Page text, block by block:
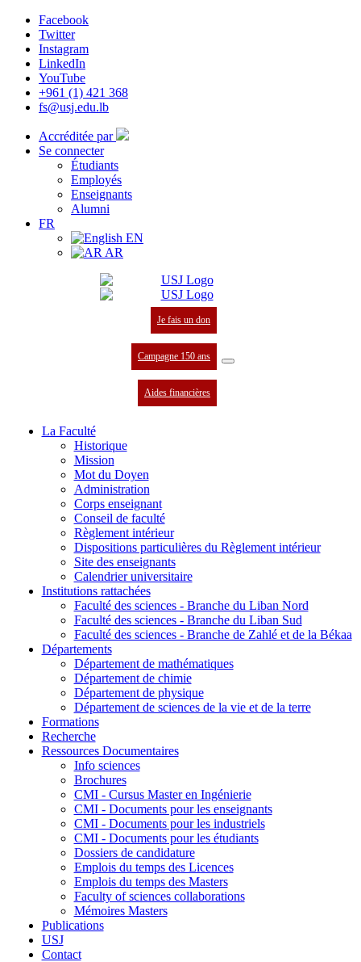
Facebook
Twitter
Instagram
LinkedIn
YouTube
+961 (1) 421 368
fs@usj.edu.lb
Accréditée par
Se connecter
Étudiants
Employés
Enseignants
Alumni
FR
EN
AR
Je fais un don
Campagne 150 ans
Aides financières
La Faculté
Historique
Mission
Mot du Doyen
Administration
Corps enseignant
Conseil de faculté
Règlement intérieur
Dispositions particulières du Règlement intérieur
Site des enseignants
Calendrier universitaire
Institutions rattachées
Faculté des sciences - Branche du Liban Nord
Faculté des sciences - Branche du Liban Sud
Faculté des sciences - Branche de Zahlé et de la Békaa
Départements
Département de mathématiques
Département de chimie
Département de physique
Département de sciences de la vie et de la terre
Formations
Recherche
Ressources Documentaires
Info sciences
Brochures
CMI - Cursus Master en Ingénierie
CMI - Documents pour les enseignants
CMI - Documents pour les industriels
CMI - Documents pour les étudiants
Dossiers de candidature
Emplois du temps des Licences
Emplois du temps des Masters
Faculty of sciences collaborations
Mémoires Masters
Publications
USJ
Contact